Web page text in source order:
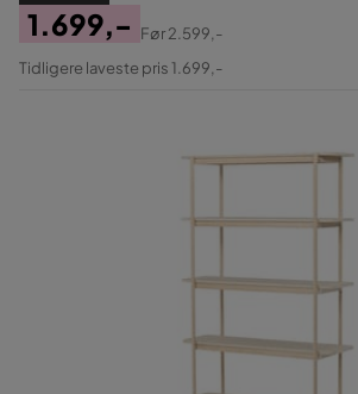
Pris
1.699,-
Original
Før2.599,-
Tidligere laveste pris 1.699,-